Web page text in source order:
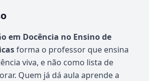
de 2026
em Docência no Ensino de
forma o professor que ensina
viva, e não como lista de
Quem já dá aula aprende a